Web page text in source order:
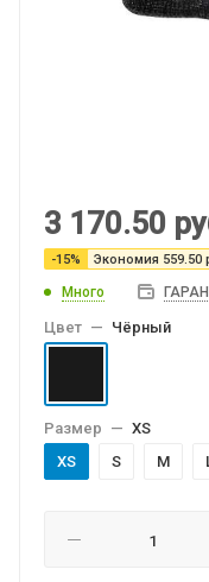
3 170.50
-15% Экономия 559.50
Много
Цвет — Чёрный
Размер — XS
XS
S M